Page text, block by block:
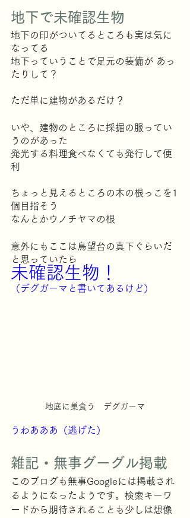
地下で未確認生物
地下の印がついてるところも実は気に
なってる
地下っていうことで足元の装備が あっ
たりして？
ただ単に建物があるだけ？
いや、建物のところに採掘の服ってい
うのがあった
発光する料理食べなくても発行して便
利
ちょっと見えるところの木の根っこを1
個目指そう
なんとかウノチヤマの根
意外にもここは鳥望台の真下ぐらいだ
と思っていたら
未確認生物！
（デグガーマと書いてあるけど）
地底に巣食う　デグガーマ
うわあああ（逃げた）
雑記・無事グーグル掲載
このブログも無事Googleには掲載され
るようになったようです。検索キーワ
ードから期待されることも少しは想像